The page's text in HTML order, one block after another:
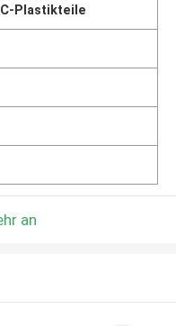
Plastikteile
an